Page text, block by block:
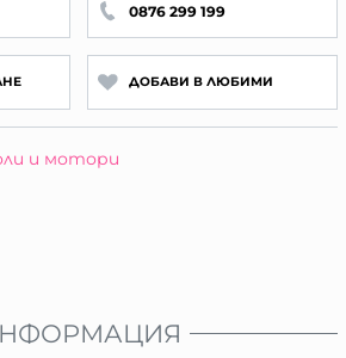
0876 299 199
ДОБАВИ В ЛЮБИМИ
и мотори